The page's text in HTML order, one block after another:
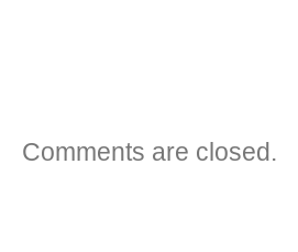
Comments are closed.